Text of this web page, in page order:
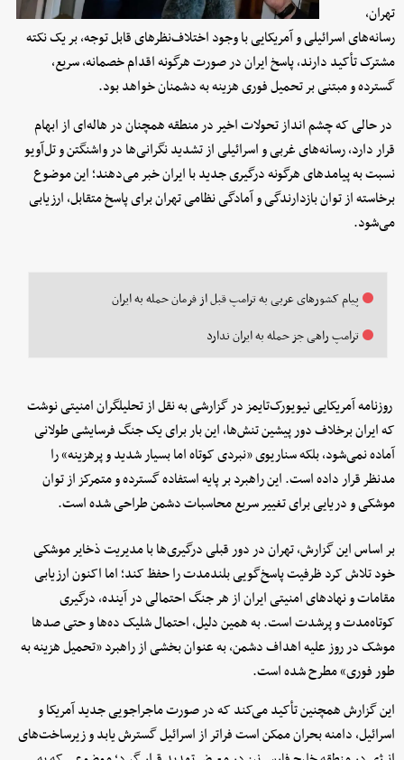
تهران،
رسانه‌های اسرائیلی و آمریکایی با وجود اختلاف‌نظرهای قابل توجه، بر یک نکته
مشترک تأکید دارند، پاسخ ایران در صورت هرگونه اقدام خصمانه، سریع،
گسترده و مبتنی بر تحمیل فوری هزینه به دشمنان خواهد بود.
در حالی که چشم انداز تحولات اخیر در منطقه همچنان در هاله‌ای از ابهام
قرار دارد، رسانه‌های غربی و اسرائیلی از تشدید نگرانی‌ها در واشنگتن و تل‌آویو
نسبت به پیامدهای هرگونه درگیری جدید با ایران خبر می‌دهند؛ این موضوع
برخاسته از توان بازدارندگی و آمادگی نظامی تهران برای پاسخ متقابل، ارزیابی
می‌شود.
پیام کشورهای عربی به ترامپ قبل از فرمان حمله به ایران
ترامپ راهی جز حمله به ایران ندارد
روزنامه آمریکایی نیویورک‌تایمز در گزارشی به نقل از تحلیلگران امنیتی نوشت
که ایران برخلاف دور پیشین تنش‌ها، این بار برای یک جنگ فرسایشی طولانی
آماده نمی‌شود، بلکه سناریوی «نبردی کوتاه اما بسیار شدید و پرهزینه» را
مدنظر قرار داده است. این راهبرد بر پایه استفاده گسترده و متمرکز از توان
موشکی و دریایی برای تغییر سریع محاسبات دشمن طراحی شده است.
بر اساس این گزارش، تهران در دور قبلی درگیری‌ها با مدیریت ذخایر موشکی
خود تلاش کرد ظرفیت پاسخ‌گویی بلندمدت را حفظ کند؛ اما اکنون ارزیابی
مقامات و نهادهای امنیتی ایران از هر جنگ احتمالی در آینده، درگیری
کوتاه‌مدت و پرشدت است. به همین دلیل، احتمال شلیک ده‌ها و حتی صدها
موشک در روز علیه اهداف دشمن، به عنوان بخشی از راهبرد «تحمیل هزینه به
طور فوری» مطرح شده است.
این گزارش همچنین تأکید می‌کند که در صورت ماجراجویی جدید آمریکا و
اسرائیل، دامنه بحران ممکن است فراتر از اسرائیل گسترش یابد و زیرساخت‌های